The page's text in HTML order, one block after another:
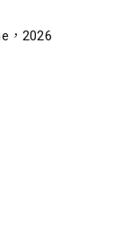
，2026